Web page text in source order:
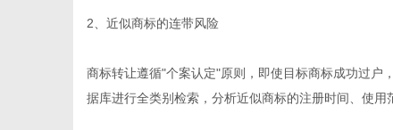
2、近似商标的连带风险
商标转让遵循"个案认定"原则，即使目标商标成功过户
据库进行全类别检索，分析近似商标的注册时间、使用